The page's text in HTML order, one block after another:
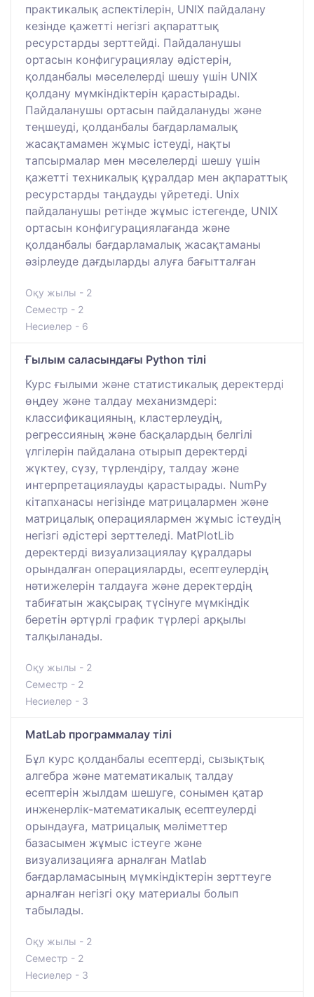
практикалық аспектілерін, UNIX пайдалану
кезінде қажетті негізгі ақпараттық
ресурстарды зерттейді. Пайдаланушы
ортасын конфигурациялау әдістерін,
қолданбалы мәселелерді шешу үшін UNIX
қолдану мүмкіндіктерін қарастырады.
Пайдаланушы ортасын пайдалануды және
теңшеуді, қолданбалы бағдарламалық
жасақтамамен жұмыс істеуді, нақты
тапсырмалар мен мәселелерді шешу үшін
қажетті техникалық құралдар мен ақпараттық
ресурстарды таңдауды үйретеді. Unix
пайдаланушы ретінде жұмыс істегенде, UNIX
ортасын конфигурациялағанда және
қолданбалы бағдарламалық жасақтаманы
әзірлеуде дағдыларды алуға бағытталған
Оқу жылы - 2
Семестр - 2
Несиелер - 6
Ғылым саласындағы Python тілі
Курс ғылыми және статистикалық деректерді
өңдеу және талдау механизмдері:
классификацияның, кластерлеудің,
регрессияның және басқалардың белгілі
үлгілерін пайдалана отырып деректерді
жүктеу, сүзу, түрлендіру, талдау және
интерпретациялауды қарастырады. NumPy
кітапханасы негізінде матрицалармен және
матрицалық операциялармен жұмыс істеудің
негізгі әдістері зерттеледі. MatPlotLib
деректерді визуализациялау құралдары
орындалған операцияларды, есептеулердің
нәтижелерін талдауға және деректердің
табиғатын жақсырақ түсінуге мүмкіндік
беретін әртүрлі график түрлері арқылы
талқыланады.
Оқу жылы - 2
Семестр - 2
Несиелер - 3
MatLab программалау тілі
Бұл курс қолданбалы есептерді, сызықтық
алгебра және математикалық талдау
есептерін жылдам шешуге, сонымен қатар
инженерлік-математикалық есептеулерді
орындауға, матрицалық мәліметтер
базасымен жұмыс істеуге және
визуализацияға арналған Matlab
бағдарламасының мүмкіндіктерін зерттеуге
арналған негізгі оқу материалы болып
табылады.
Оқу жылы - 2
Семестр - 2
Несиелер - 3